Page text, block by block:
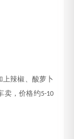
辣椒、酸萝卜
卖，价格约5-10